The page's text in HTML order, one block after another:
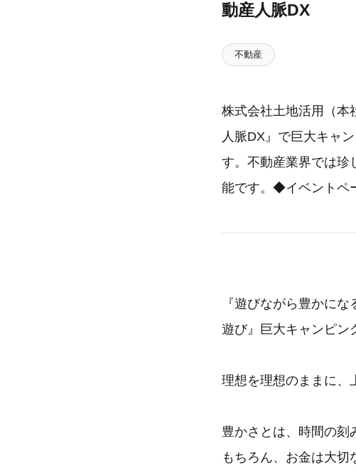
動産人脈DX
不動産
株式会社土地活用（本
人脈DX』で巨大キャ
す。不動産業界では珍
能です。◆イベントペ
『遊びながら豊かに
遊び』巨大キャンピン
理想を理想のままに、
豊かさとは、時間の刻
もちろん、お金は大